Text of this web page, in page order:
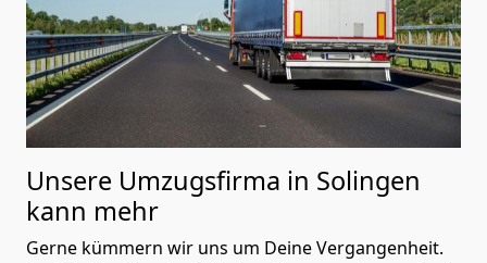
Unsere Umzugsfirma in Solingen
kann mehr
Gerne kümmern wir uns um Deine Vergangenheit.